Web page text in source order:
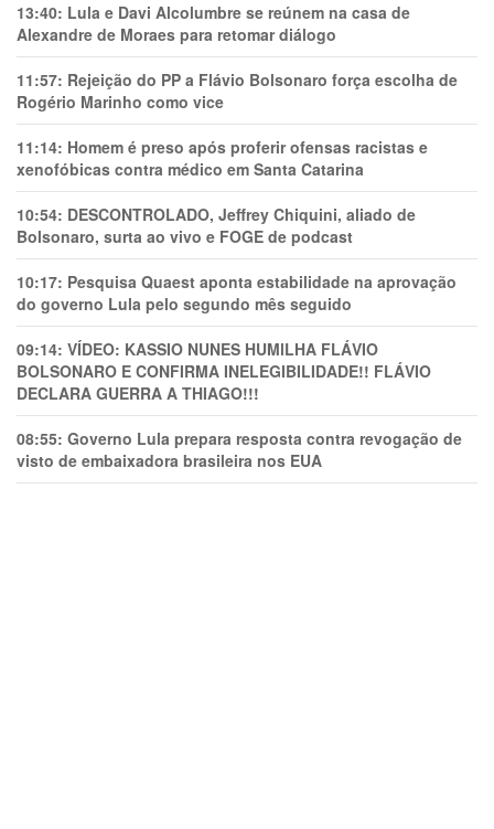
13:40: Lula e Davi Alcolumbre se reúnem na casa de
Alexandre de Moraes para retomar diálogo
11:57: Rejeição do PP a Flávio Bolsonaro força escolha de
Rogério Marinho como vice
11:14: Homem é preso após proferir ofensas racistas e
xenofóbicas contra médico em Santa Catarina
10:54: DESCONTROLADO, Jeffrey Chiquini, aliado de
Bolsonaro, surta ao vivo e FOGE de podcast
10:17: Pesquisa Quaest aponta estabilidade na aprovação
do governo Lula pelo segundo mês seguido
09:14: VÍDEO: KASSIO NUNES HUMlLHA FLÁVIO
BOLSONARO E CONFIRMA INELEGIBILIDADE!! FLÁVIO
DECLARA GUERRA A THIAGO!!!
08:55: Governo Lula prepara resposta contra revogação de
visto de embaixadora brasileira nos EUA